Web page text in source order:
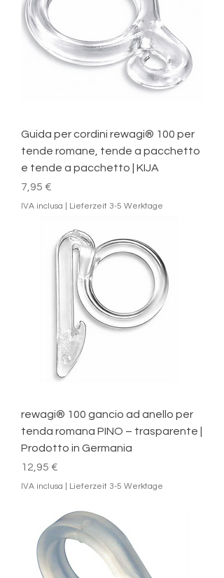
Guida per cordini rewagi® 100 per
tende romane, tende a pacchetto
e tende a pacchetto | KIJA
Prezzo
7,95 €
IVA inclusa Lieferzeit 3-5 Werktage
rewagi® 100 gancio ad anello per
tenda romana PINO – trasparente |
Prodotto in Germania
Prezzo
12,95 €
IVA inclusa Lieferzeit 3-5 Werktage